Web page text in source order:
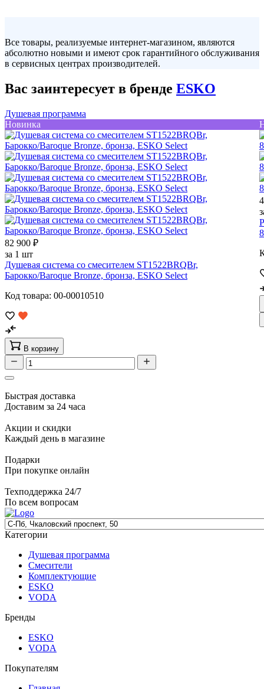
Все товары, реализуемые интернет-магазином, являются
абсолютно новыми и имеют срок гарантийного обслуживания
в сервисных центрах производителей.
Вас заинтересует в бренде ESKO
Душевая программа
Новинка
82 900 ₽
за 1 шт
Душевая система со смесителем ST1522BRQBr,
Барокко/Baroque Bronze, бронза, ESKO Select
Код товара: 00-00010510
В корзину
Быстрая доставка
Доставим за 24 часа
Акции и скидки
Каждый день в магазине
Подарки
При покупке онлайн
Техподдержка 24/7
По всем вопросам
Категории
Душевая программа
Смесители
Комплектующие
ESKO
VODA
Бренды
ESKO
VODA
Покупателям